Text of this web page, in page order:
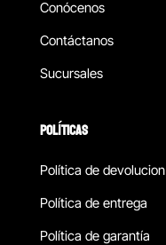
Conócenos
Contáctanos
Sucursales
POLÍTICAS
Política de devolucion
Política de entrega
Política de garantía